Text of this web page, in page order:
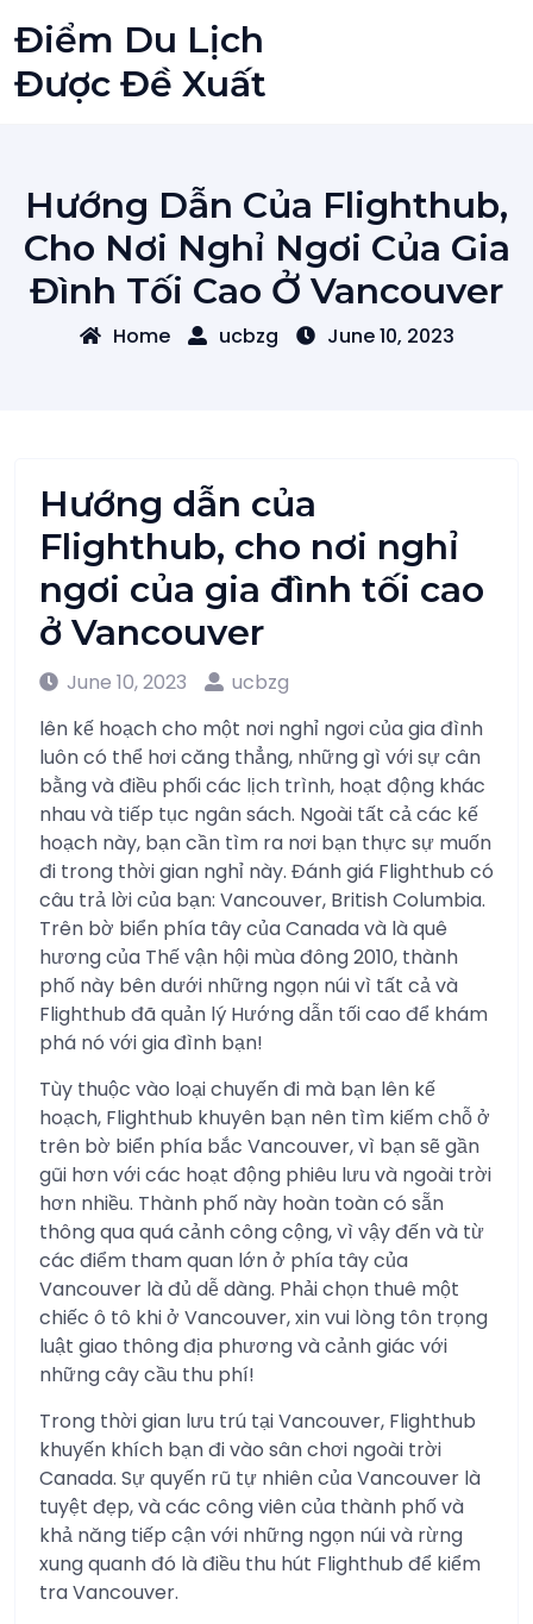
to
content
Điểm Du Lịch
Được Đề Xuất
Hướng Dẫn Của Flighthub,
Cho Nơi Nghỉ Ngơi Của Gia
Đình Tối Cao Ở Vancouver
Home ucbzg June 10, 2023
Hướng dẫn của
Flighthub, cho nơi nghỉ
ngơi của gia đình tối cao
ở Vancouver
June 10, 2023
ucbzg
lên kế hoạch cho một nơi nghỉ ngơi của gia đình
luôn có thể hơi căng thẳng, những gì với sự cân
bằng và điều phối các lịch trình, hoạt động khác
nhau và tiếp tục ngân sách. Ngoài tất cả các kế
hoạch này, bạn cần tìm ra nơi bạn thực sự muốn
đi trong thời gian nghỉ này. Đánh giá Flighthub có
câu trả lời của bạn: Vancouver, British Columbia.
Trên bờ biển phía tây của Canada và là quê
hương của Thế vận hội mùa đông 2010, thành
phố này bên dưới những ngọn núi vì tất cả và
Flighthub đã quản lý Hướng dẫn tối cao để khám
phá nó với gia đình bạn!
Tùy thuộc vào loại chuyến đi mà bạn lên kế
hoạch, Flighthub khuyên bạn nên tìm kiếm chỗ ở
trên bờ biển phía bắc Vancouver, vì bạn sẽ gần
gũi hơn với các hoạt động phiêu lưu và ngoài trời
hơn nhiều. Thành phố này hoàn toàn có sẵn
thông qua quá cảnh công cộng, vì vậy đến và từ
các điểm tham quan lớn ở phía tây của
Vancouver là đủ dễ dàng. Phải chọn thuê một
chiếc ô tô khi ở Vancouver, xin vui lòng tôn trọng
luật giao thông địa phương và cảnh giác với
những cây cầu thu phí!
Trong thời gian lưu trú tại Vancouver, Flighthub
khuyến khích bạn đi vào sân chơi ngoài trời
Canada. Sự quyến rũ tự nhiên của Vancouver là
tuyệt đẹp, và các công viên của thành phố và
khả năng tiếp cận với những ngọn núi và rừng
xung quanh đó là điều thu hút Flighthub để kiểm
tra Vancouver.